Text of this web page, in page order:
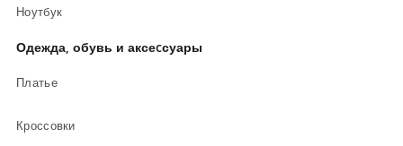
Ноутбук
Одежда, обувь и аксеcсуары
Платье
Кроссовки